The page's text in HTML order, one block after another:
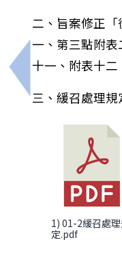
上一筆：轉知「教
二、旨案修正
一、第三點附
十一、附表十二
三、緩召處理規
1) 01-2緩召處
定.pdf